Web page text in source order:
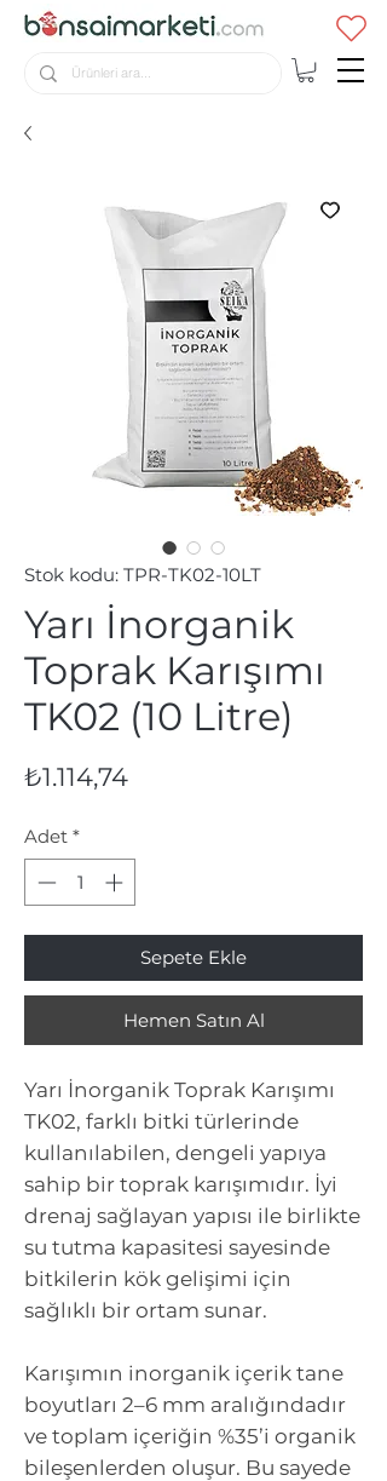
Stok kodu: TPR-TK02-10LT
Yarı İnorganik
Toprak Karışımı
TK02 (10 Litre)
₺1.114,74Fiyat
Adet *
Sepete Ekle
Hemen Satın Al
Yarı İnorganik Toprak Karışımı
TK02, farklı bitki türlerinde
kullanılabilen, dengeli yapıya
sahip bir toprak karışımıdır. İyi
drenaj sağlayan yapısı ile birlikte
su tutma kapasitesi sayesinde
bitkilerin kök gelişimi için
sağlıklı bir ortam sunar.
Karışımın inorganik içerik tane
boyutları 2–6 mm aralığındadır
ve toplam içeriğin %35’i organik
bileşenlerden oluşur. Bu sayede